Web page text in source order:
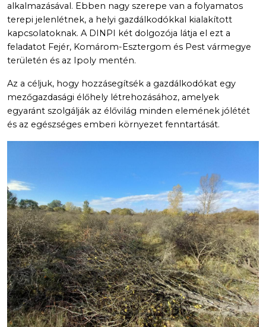
alkalmazásával. Ebben nagy szerepe van a folyamatos
terepi jelenlétnek, a helyi gazdálkodókkal kialakított
kapcsolatoknak. A DINPI két dolgozója látja el ezt a
feladatot Fejér, Komárom-Esztergom és Pest vármegye
területén és az Ipoly mentén.
Az a céljuk, hogy hozzásegítsék a gazdálkodókat egy
mezőgazdasági élőhely létrehozásához, amelyek
egyaránt szolgálják az élővilág minden elemének jólétét
és az egészséges emberi környezet fenntartását.